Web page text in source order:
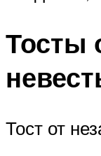
Тосты
Тост от